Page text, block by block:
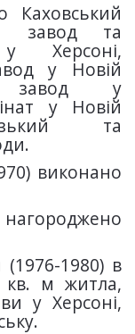
Каховський
завод та
Херсоні,
у Новій
завод у
у Новій
та
виконано
(1976-1980) в
кв. м житла,
у Херсоні,